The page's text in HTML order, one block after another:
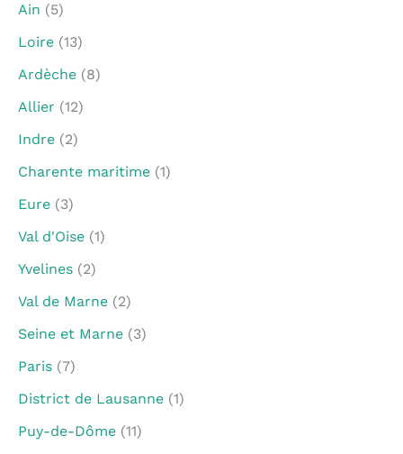
Ain (5)
Loire (13)
Ardèche (8)
Allier (12)
Indre (2)
Charente maritime (1)
Eure (3)
Val d'Oise (1)
Yvelines (2)
Val de Marne (2)
Seine et Marne (3)
Paris (7)
District de Lausanne (1)
Puy-de-Dôme (11)